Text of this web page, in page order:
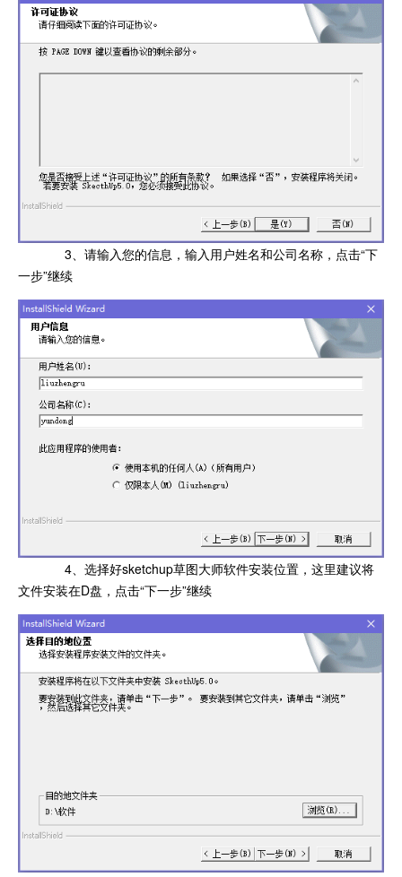
3、请输入您的信息，输入用户姓名和公司名称，点击“下
一步”继续
4、选择好sketchup草图大师软件安装位置，这里建议将
文件安装在D盘，点击“下一步”继续